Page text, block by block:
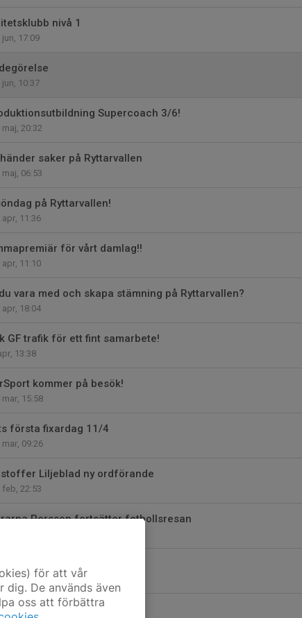
nivå 1
jun, 17:09
jun, 10:37
Supercoach 3/6!
maj, 20:32
saker på Ryttarvallen
maj, 06:53
på Ryttarvallen!
apr, 11:36
för vårt damlag!!
apr, 11:10
vara med och skapa stämning på Ryttarvallen?
apr, 18:04
GF trafik för ett fint samarbete!
13:38
kommer på besök!
mar, 15:58
första fixardag 11/4
mar, 09:26
Liljeblad ny ordförande
feb, 22:53
Persson fortsätter fotbollsresan
21:27för att vår
De används även
oss att förbättra